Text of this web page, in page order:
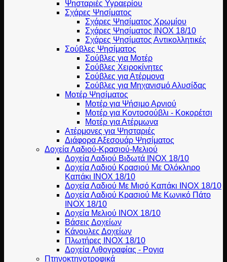
Ψησταριές Υγραερίου
Σχάρες Ψησίματος
Σχάρες Ψησίματος Χρωμίου
Σχάρες Ψησίματος INOX 18/10
Σχάρες Ψησίματος Αντικολλητικές
Σούβλες Ψησίματος
Σούβλες για Μοτέρ
Σούβλες Χειροκίνητες
Σούβλες για Ατέρμονα
Σούβλες για Μηχανισμό Αλυσίδας
Μοτέρ Ψησίματος
Μοτέρ για Ψήσιμο Αρνιού
Μοτέρ για Κοντοσούβλι - Κοκορέτσι
Μοτέρ για Ατέρμωνα
Ατέρμονες για Ψησταριές
Διάφορα Αξεσουάρ Ψησίματος
Δοχεία Λαδιού-Κρασιού-Μελιού
Δοχεία Λαδιού Βιδωτά ΙΝΟΧ 18/10
Δοχεία Λαδιού Κρασιού Με Ολόκληρο
Καπάκι ΙΝΟΧ 18/10
Δοχεία Λαδιού Με Μισό Καπάκι ΙΝΟΧ 18/10
Δοχεία Λαδιού Κρασιού Με Κωνικό Πάτο
ΙΝΟΧ 18/10
Δοχεία Μελιού ΙΝΟΧ 18/10
Βάσεις Δοχείων
Κάνουλες Δοχείων
Πλωτήρες INOX 18/10
Δοχεία Λιθογραφίας - Ρογια
Πτηνοκτηνοτροφικά